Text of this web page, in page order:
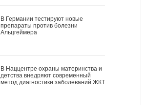
В Германии тестируют новые
препараты против болезни
Альцгеймера
В Наццентре охраны материнства и
детства внедряют современный
метод диагностики заболеваний ЖКТ